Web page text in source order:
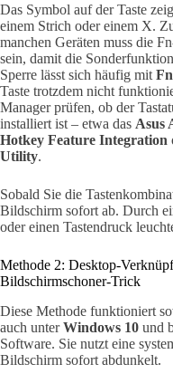
Das Symbol auf der Taste
einem Strich oder einem X.
manchen Geräten muss die
sein, damit die
Sperre lässt sich häufig mit
Taste trotzdem nicht
Manager prüfen, ob der
installiert ist – etwa das Asus
Hotkey Feature Integration
Utility.
Sobald Sie die
Bildschirm sofort ab. Durch
oder einen Tastendruck
Methode 2: Desktop-
Bildschirmschoner-Trick
Diese Methode funktioniert
auch unterWindows 10 und
Software. Sie nutzt eine
Bildschirm sofort abdunkelt.